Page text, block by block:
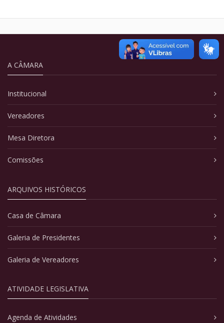
A CÂMARA
Institucional
Vereadores
Mesa Diretora
Comissões
ARQUIVOS HISTÓRICOS
Casa de Câmara
Galeria de Presidentes
Galeria de Vereadores
ATIVIDADE LEGISLATIVA
Agenda de Atividades